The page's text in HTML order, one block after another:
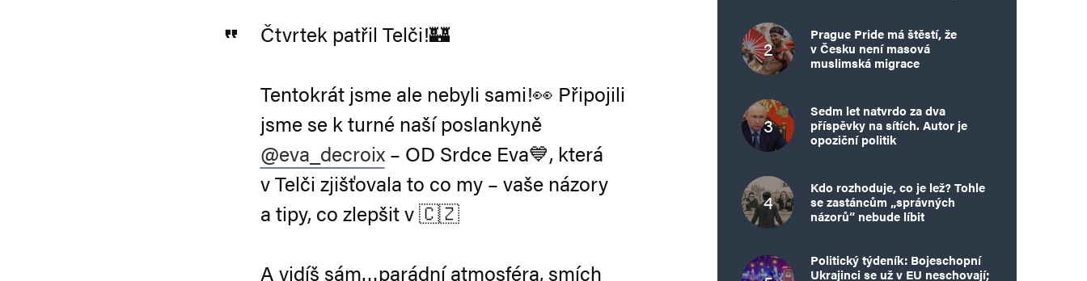
Čtvrtek patřil Telči!🏰
Tentokrát jsme ale nebyli sami!👀 Připojili
jsme se k turné naší poslankyně
@eva_decroix– OD Srdce Eva💙, která
v Telči zjišťovala to co my – vaše názory
a tipy, co zlepšit v 🇨🇿
A vidíš sám…parádní atmosféra, smích
Prague Pride má štěstí, že
v Česku není masová
muslimská migrace
Sedm let natvrdo za dva
příspěvky na sítích. Autor je
opoziční politik
Kdo rozhoduje, co je lež? Tohle
se zastáncům „správných
názorů“ nebude líbit
Politický týdeník: Bojeschopní
Ukrajinci se už v EU neschovají;